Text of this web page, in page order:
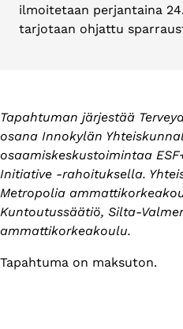
ilmoitetaan perjantaina
tarjotaan ohjattu
Tapahtuman järjestää
osana Innokylän
osaamiskeskustoimintaa
Initiative -rahoituksella.
Metropolia
Kuntoutussäätiö, Silta-
ammattikorkeakoulu.
Tapahtuma on maksuton.